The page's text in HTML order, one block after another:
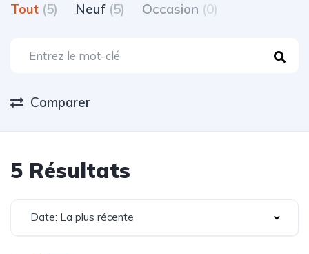
Tout (5) Neuf (5) Occasion (0)
Comparer
5 Résultats
Date: La plus récente